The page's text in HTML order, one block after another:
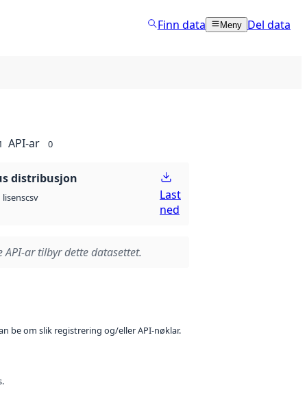
Finn data Meny Del data
API-ar 0
distribusjon
lisenscsv
Last
ned
API-ar tilbyr dette datasettet.
be om slik registrering og/eller API-nøklar.